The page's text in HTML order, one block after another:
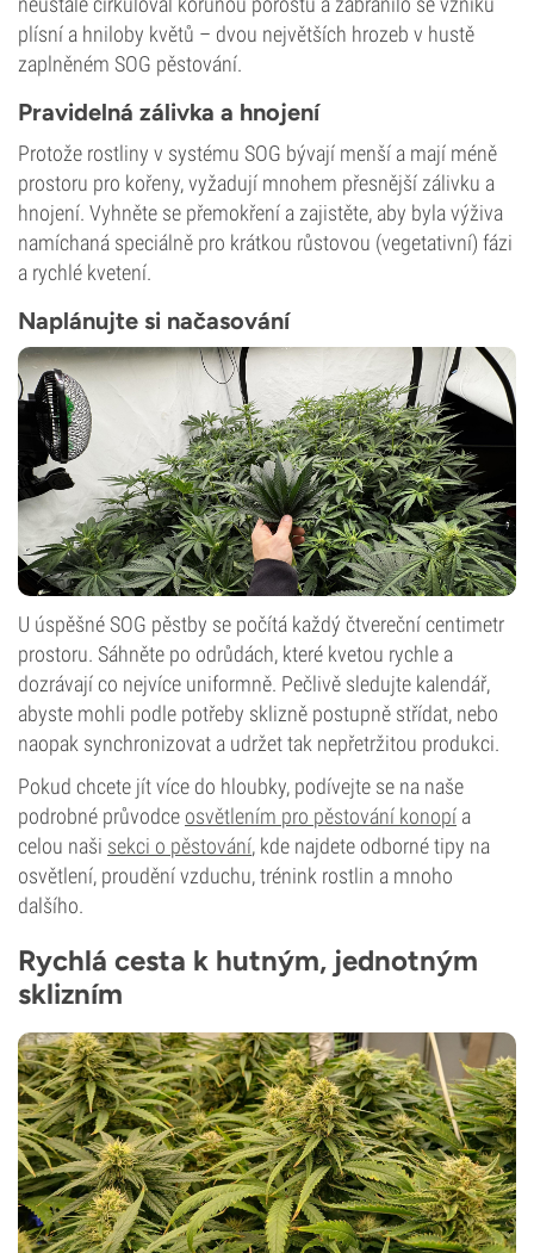
plísní a hniloby květů – dvou největších hrozeb v hustě
zaplněném SOG pěstování.
Pravidelná zálivka a hnojení
Protože rostliny v systému SOG bývají menší a mají méně
prostoru pro kořeny, vyžadují mnohem přesnější zálivku a
hnojení. Vyhněte se přemokření a zajistěte, aby byla výživa
namíchaná speciálně pro krátkou růstovou (vegetativní) fázi
a rychlé kvetení.
Naplánujte si načasování
U úspěšné SOG pěstby se počítá každý čtvereční centimetr
prostoru. Sáhněte po odrůdách, které kvetou rychle a
dozrávají co nejvíce uniformně. Pečlivě sledujte kalendář,
abyste mohli podle potřeby sklizně postupně střídat, nebo
naopak synchronizovat a udržet tak nepřetržitou produkci.
Pokud chcete jít více do hloubky, podívejte se na naše
podrobné průvodce osvětlením pro pěstování konopí a
celou naši sekci o pěstování, kde najdete odborné tipy na
osvětlení, proudění vzduchu, trénink rostlin a mnoho
dalšího.
Rychlá cesta k hutným, jednotným
sklizním